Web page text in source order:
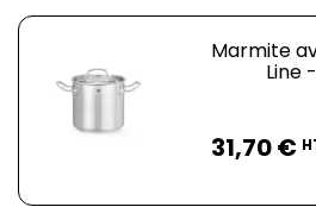
Marmite
Line
31,70 €